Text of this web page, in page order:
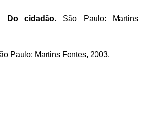
Do cidadão. São Paulo: Martins
Paulo: Martins Fontes, 2003.